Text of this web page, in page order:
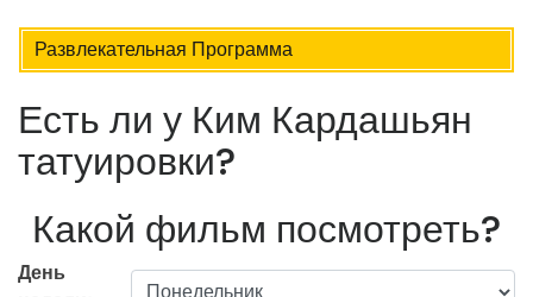
Развлекательная Программа
Есть ли у Ким Кардашьян
татуировки?
Какой фильм посмотреть?
День